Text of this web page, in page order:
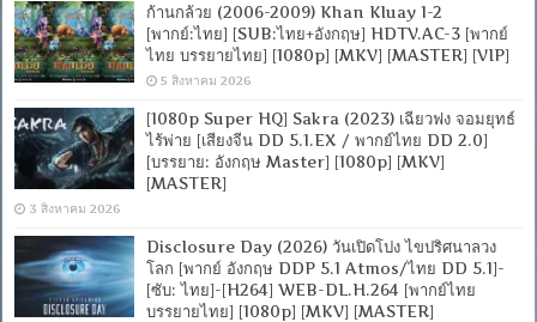
ก้านกล้วย (2006-2009) Khan Kluay 1-2
[พากย์:ไทย] [SUB:ไทย+อังกฤษ] HDTV.AC-3 [พากย์
ไทย บรรยายไทย] [1080p] [MKV] [MASTER] [VIP]
5 สิงหาคม 2026
[1080p Super HQ] Sakra (2023) เฉียวฟง จอมยุทธ์
ไร้พ่าย [เสียงจีน DD 5.1.EX / พากย์ไทย DD 2.0]
[บรรยาย: อังกฤษ Master] [1080p] [MKV]
[MASTER]
3 สิงหาคม 2026
Disclosure Day (2026) วันเปิดโปง ไขปริศนาลวง
โลก [พากย์ อังกฤษ DDP 5.1 Atmos/ไทย DD 5.1]-
[ซับ: ไทย]-[H264] WEB-DL.H.264 [พากย์ไทย
บรรยายไทย] [1080p] [MKV] [MASTER]